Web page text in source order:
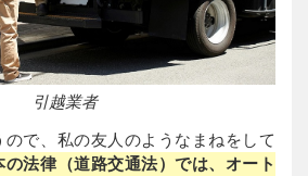
引越業者
ので、私の友人のようなまねをして
の法律（道路交通法）では、オート